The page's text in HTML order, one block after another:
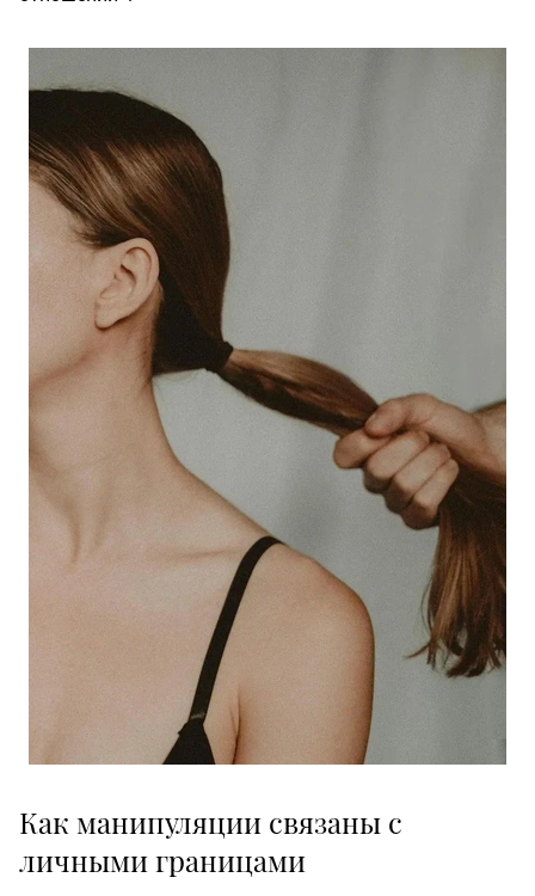
Как манипуляции связаны с
личными границами